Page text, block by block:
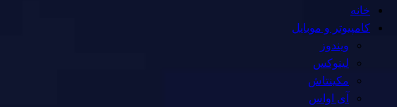
Primary
Menu
خانه
کامپیوتر و موبایل
ویندوز
لینوکس
مکینتاش
آی اواس